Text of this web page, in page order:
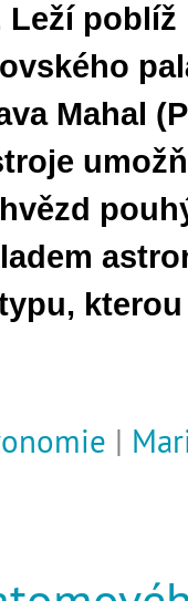
Leží poblíž
Mahal
|